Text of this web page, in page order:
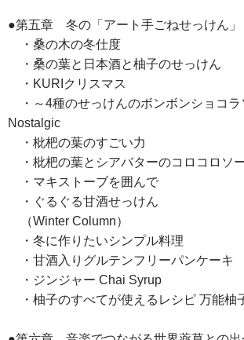
●第五章 冬の「アート手ごねせっけん」
・桑の木の冬仕度
・桑の葉と日本酒と柚子のせっけん
・KURIクリスマス
・～4種のせっけんのボンボンショコラ
Nostalgic
・枇杷の葉のすごい力
・枇杷の葉とシアバターのコロコロソ
・マキストーブを囲んで
・ぐるぐる甘酒せっけん
（Winter Column）
・冬に作りたいシンプル料理
・甘酒入りグルテンフリーパンケーキ
・ジンジャー Chai Syrup
・柚子のすべてが使えるレシピ 万能柚